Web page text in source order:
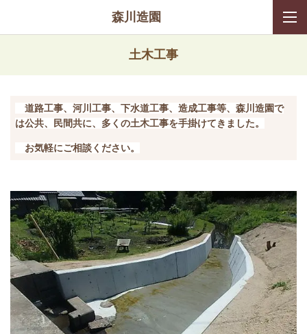
森川造園
土木工事
道路工事、河川工事、下水道工事、造成工事等、 森川造園で
は公共、民間共に、多くの土木工事を手掛けてきました。
お気軽にご相談ください。